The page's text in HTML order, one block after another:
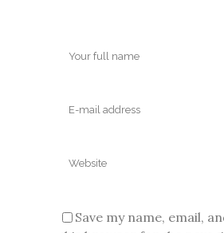
Save my name, email,